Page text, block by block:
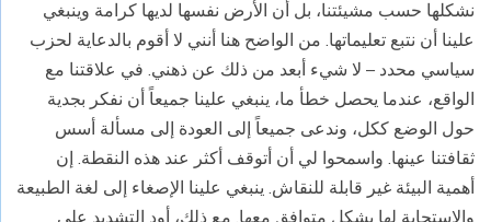
نشكلها حسب مشيئتنا، بل أن الأرض نفسها لديها كرامة وينبغي
علينا أن نتبع تعليماتها. من الواضح هنا أنني لا أقوم بالدعاية لحزب
سياسي محدد – لا شيء أبعد من ذلك عن ذهني. في علاقتنا مع
الواقع، عندما يحصل خطأ ما، ينبغي علينا جميعاً أن نفكر بجدية
حول الوضع ككل، وندعى جميعاً إلى العودة إلى مسألة أسس
ثقافتنا عينها. واسمحوا لي أن أتوقف أكثر عند هذه النقطة. إن
أهمية البيئة غير قابلة للنقاش. ينبغي علينا الإصغاء إلى لغة الطبيعة
والاستجابة لها بشكل متوافق معها. مع ذلك، أود التشديد على